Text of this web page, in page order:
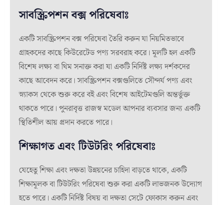
সাবস্ক্রিপশন বক্স পরিষেবাঃ
একটি সাবস্ক্রিপশন বক্স পরিষেবা তৈরি করুন যা নিয়মিতভাবে
গ্রাহকদের কাছে কিউরেটেড পণ্য সরবরাহ করে। মূলটি হল একটি
বিশেষ লক্ষ্য বা থিম সনাক্ত করা যা একটি নির্দিষ্ট লক্ষ্য দর্শকদের
কাছে আবেদন করে। সাবস্ক্রিপশন বক্সগুলিতে সৌন্দর্য পণ্য এবং
স্ন্যাকস থেকে শুরু করে বই এবং বিশেষ আইটেমগুলি অন্তর্ভুক্ত
থাকতে পারে। পুনরাবৃত্ত রাজস্ব মডেল আপনার ব্যবসার জন্য একটি
স্থিতিশীল আয় প্রদান করতে পারে।
শিক্ষাগত এবং টিউটরিং পরিষেবাঃ
যেহেতু শিক্ষা এবং দক্ষতা উন্নয়নের চাহিদা বাড়তে থাকে, একটি
শিক্ষামূলক বা টিউটরিং পরিষেবা শুরু করা একটি লাভজনক উদ্যোগ
হতে পারে। একটি নির্দিষ্ট বিষয় বা দক্ষতা সেটে ফোকাস করুন এবং